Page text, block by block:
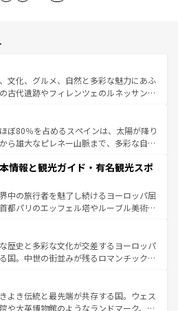
文化、グルメ、自然と多彩な魅力にあふ
の古代遺跡やフィレンツェのルネッサンス
の美しい田園風景やアマルフィ海岸の絶
も見逃せない。観光の合間には、本場の
、絶品のイタリア料理を堪能することも
リアで、忘れられない旅をしてみよう！
リア情報は
ぼ80％を占めるスペインは、太陽が降り
ら雄大なピレネー山脈まで、多彩な自然
国では、情熱的なフラメンコ、熱気あふ
美味しいタパスが生活の一部となってい
ドの洗練された雰囲気や、バルセロナの
角から、地方では古代ローマ遺跡や中世
て風土や気候が異なるスペインはその個
性で訪れる人を魅了する。 なお、新着のスペイン情報は コ
照してほしい。
情報と観光ガイド・有名観光スポ
中の旅行者を魅了し続けるヨーロッパ屈
都パリのエッフェル塔やルーブル美術館
詰まっている。華麗な宮殿、歴史的な大
チ、そして豊かな自然が、訪れる者を心
た、フランスは美食の国としても知ら
の発祥地であるランス、プロヴァンスの
ー畑など、多彩な楽しみ方が可能だ。さ
地域にも魅力が溢れており、どの街角に
歴史と多彩な文化が交差するヨーロッパ
国。中世の街並みが残るロマンチック街
、どこを歩いても飽きることがない。ベ
気、バイエルン州のアルプスの絶景、そ
のワイン畑といった風景は必見。ビール
よき伝統と最先端が共存する国。ウェス
や大英博物館のようなランドマーク、歴